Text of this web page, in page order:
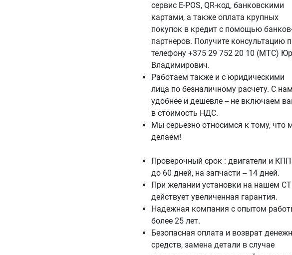
сервис E-POS, QR-код, банковскими
картами, а также оплата крупных
покупок в кредит с помощью
партнеров. Получите консультацию
телефону +375 29 752 20 10 (МТС)
Владимирович.
Работаем также и с юридическими
лица по безналичному расчету. С
удобнее и дешевле -- не включаем
в стоимость НДС.
Мы серьезно относимся к тому, что
делаем!
Проверочный срок : двигатели и КПП
до 60 дней, на запчасти -- 14 дней.
При желании установки на нашем
действует увеличенная гарантия.
Надежная компания с опытом
более 25 лет.
Безопасная оплата и возврат
средств, замена детали в случае